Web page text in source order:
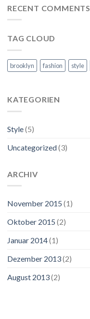
RECENT COMMENTS
TAG CLOUD
brooklyn fashion style
KATEGORIEN
Style(5)
Uncategorized(3)
ARCHIV
November 2015 (1)
Oktober 2015 (2)
Januar 2014(1)
Dezember 2013(2)
August 2013(2)